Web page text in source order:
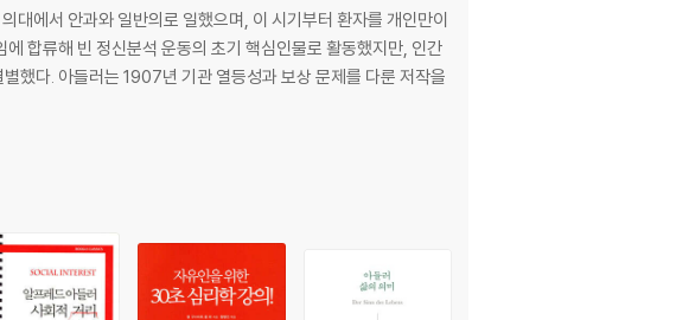
대에서 안과와 일반의로 일했으며, 이 시기부터 환자를 개인만이
합류해 빈 정신분석 운동의 초기 핵심인물로 활동했지만, 인간
했다. 아들러는 1907년 기관 열등성과 보상 문제를 다룬 저작을